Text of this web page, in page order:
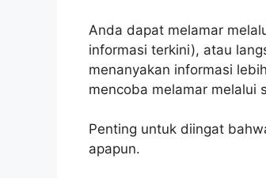
Anda dapat melamar
informasi terkini), atau
menanyakan informasi
mencoba melamar melalui
Penting untuk diingat
apapun.